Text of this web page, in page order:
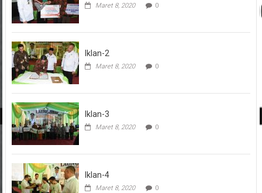
Maret 8, 2020 0
Iklan-2
Maret 8, 2020 0
Iklan-3
Maret 8, 2020 0
Iklan-4
Maret 8, 2020 0